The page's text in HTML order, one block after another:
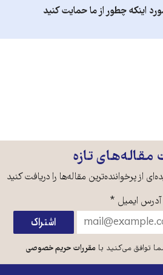
اینکه چطور از ما حمایت کنید
مقاله‌های تازه
از پرخواننده‌ترین مقاله‌ها را دریافت کنید
آدرس ایمیل *
توافق می‌کنید بامقررات حریم خصوصی